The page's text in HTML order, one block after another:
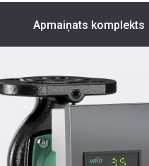
Apmaiņats komplekts